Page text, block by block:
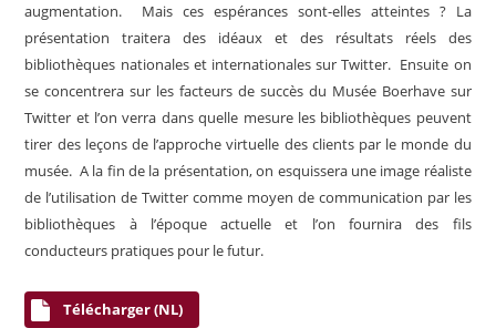
augmentation. Mais ces espérances sont-elles atteintes ? La
présentation traitera des idéaux et des résultats réels des
bibliothèques nationales et internationales sur Twitter. Ensuite on
se concentrera sur les facteurs de succès du Musée Boerhave sur
Twitter et l’on verra dans quelle mesure les bibliothèques peuvent
tirer des leçons de l’approche virtuelle des clients par le monde du
musée. A la fin de la présentation, on esquissera une image réaliste
de l’utilisation de Twitter comme moyen de communication par les
bibliothèques à l’époque actuelle et l’on fournira des fils
conducteurs pratiques pour le futur.
Télécharger (NL)